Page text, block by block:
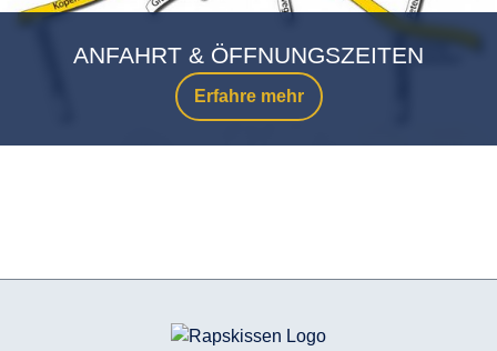
Erfahre mehr
ANFAHRT & ÖFFNUNGSZEITEN